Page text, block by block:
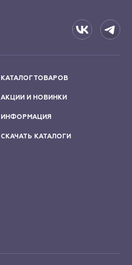
КАТАЛОГ ТОВАРОВ
АКЦИИ И НОВИНКИ
ИНФОРМАЦИЯ
СКАЧАТЬ КАТАЛОГИ